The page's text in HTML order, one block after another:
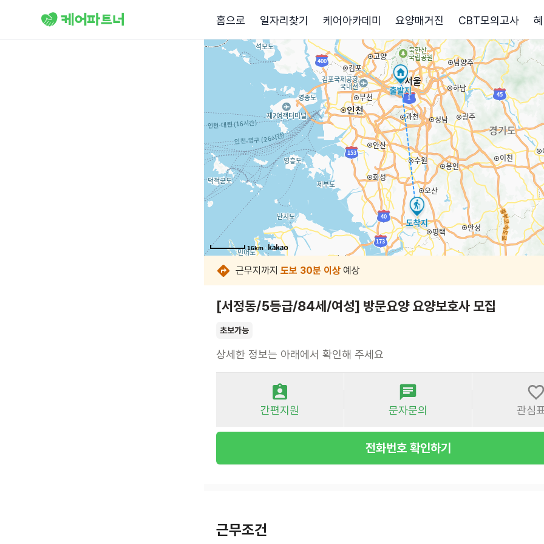
홈으로 일자리찾기 케어아카데미 요양매거진 CBT모의고사
16km
16km
16km
16km
16km
16km
근무지까지 도보 30분 이상 예상
[서정동/5등급/84세/여성] 방문요양 요양보호사 모집
초보가능
상세한 정보는 아래에서 확인해 주세요
간편지원 문자문의 관심
전화번호 확인하기
근무조건